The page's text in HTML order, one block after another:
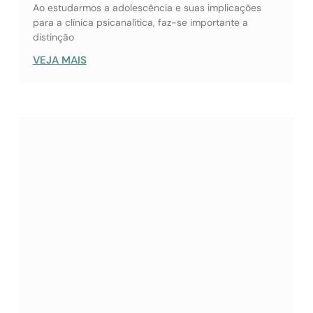
Ao estudarmos a adolescência e suas implicações
para a clínica psicanalítica, faz-se importante a
distinção
VEJA MAIS